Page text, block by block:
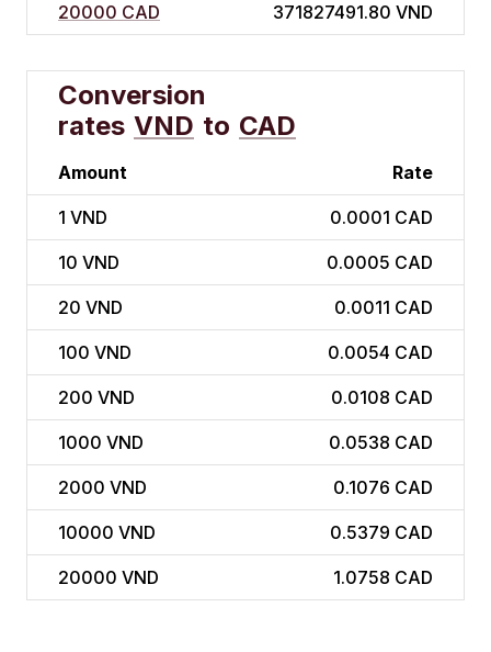
20000 CAD 371827491.80 VND
Conversion
rates VND to CAD
Amount Rate
1 VND 0.0001 CAD
10 VND 0.0005 CAD
20 VND 0.0011 CAD
100 VND 0.0054 CAD
200 VND 0.0108 CAD
1000 VND 0.0538 CAD
2000 VND 0.1076 CAD
10000 VND 0.5379 CAD
20000 VND 1.0758 CAD